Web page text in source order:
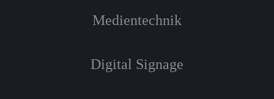
Medientechnik
Digital Signage